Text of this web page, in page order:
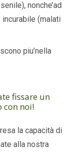
nonche’ad
(malati
piu’nella
fissare un
con noi!
la capacità di
alla nostra